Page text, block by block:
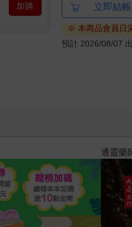
加購 立即結帳
※ 本商品會員日
預計 2026/08/07
通靈藥